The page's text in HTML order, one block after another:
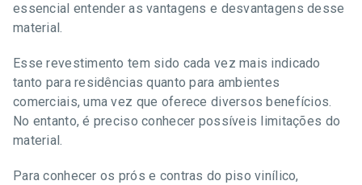
essencial entender as vantagens e desvantagens desse
material.
Esse revestimento tem sido cada vez mais indicado
tanto para residências quanto para ambientes
comerciais, uma vez que oferece diversos benefícios.
No entanto, é preciso conhecer possíveis limitações do
material.
Para conhecer os prós e contras do piso vinílico,